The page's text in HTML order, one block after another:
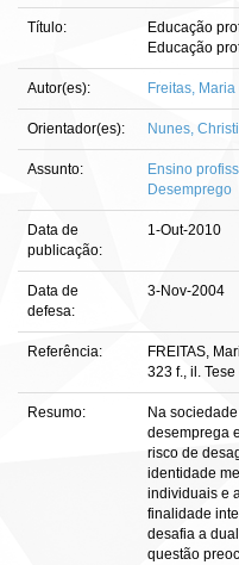
Título:
Educação
Educação
Autor(es): Freitas,
Orientador(es): Nunes,
Assunto:
Ensino
Desemprego
Data de
publicação:
1-Out-2010
Data de
defesa:
3-Nov-2004
Referência:
FREITAS,
323 f., il.
Resumo:
Na
desemprega
risco de
identidade
individuais e
finalidade
desafia a
questão